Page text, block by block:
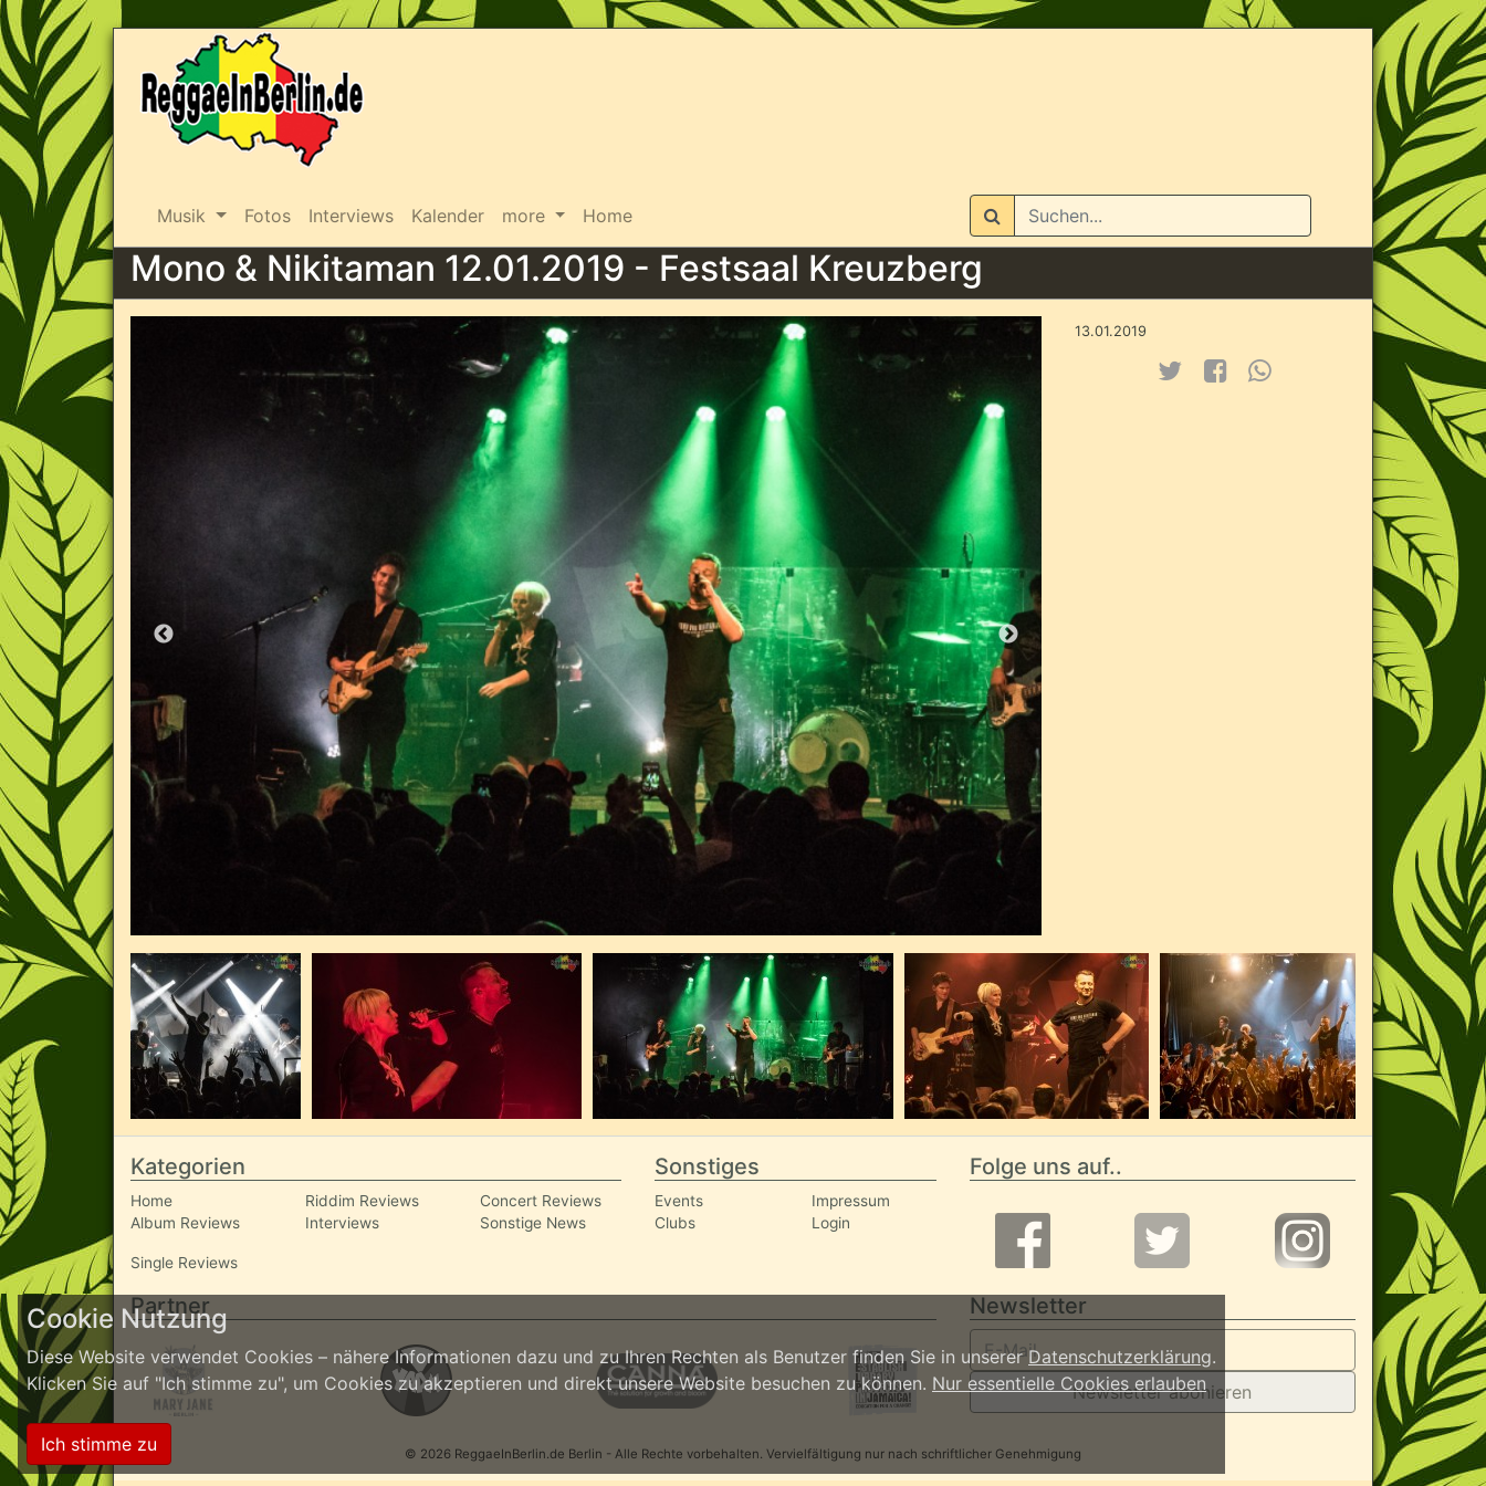
Musik Fotos Interviews Kalender more Home
Suchen
Mono & Nikitaman 12.01.2019 - Festsaal Kreuzberg
13.01.2019
Kategorien
Home
Album Reviews
Riddim Reviews
Interviews
Concert Reviews
Sonstige News
Single Reviews
Sonstiges
Events
Clubs
Impressum
Login
Folge uns auf..
Partner Newsletter
Newsletter abonieren
© 2026 ReggaeInBerlin.de Berlin - Alle Rechte vorbehalten. Vervielfältigung nur nach schriftlicher Genehmigung
Cookie Nutzung
Diese Website verwendet Cookies – nähere Informationen dazu und zu Ihren Rechten als Benutzer finden Sie in unsererDatenschutzerklärung.
Klicken Sie auf "Ich stimme zu", um Cookies zu akzeptieren und direkt unsere Website besuchen zu können. Nur essentielle Cookies erlauben
Ich stimme zu